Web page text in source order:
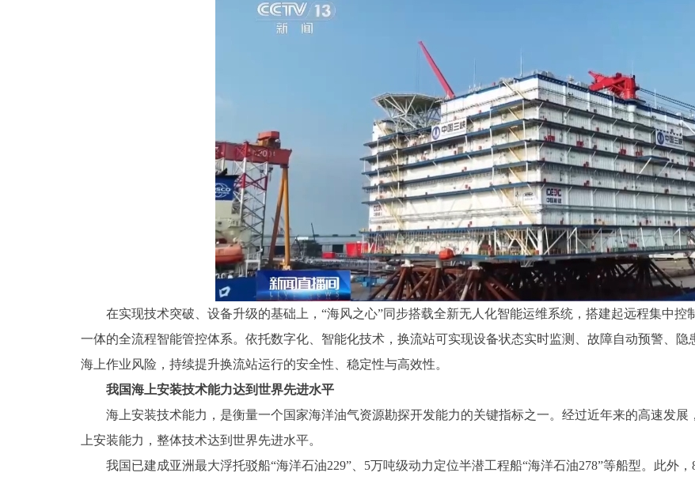
在实现技术突破、设备升级的基础上，“海风之心”同步搭载全新无人化智能运维系统，搭建起远程集中
一体的全流程智能管控体系。依托数字化、智能化技术，换流站可实现设备状态实时监测、故障自动预警、
海上作业风险，持续提升换流站运行的安全性、稳定性与高效性。
我国海上安装技术能力达到世界先进水平
海上安装技术能力，是衡量一个国家海洋油气资源勘探开发能力的关键指标之一。经过近年来的高速发
上安装能力，整体技术达到世界先进水平。
我国已建成亚洲最大浮托驳船“海洋石油229”、5万吨级动力定位半潜工程船“海洋石油278”等船型。此外